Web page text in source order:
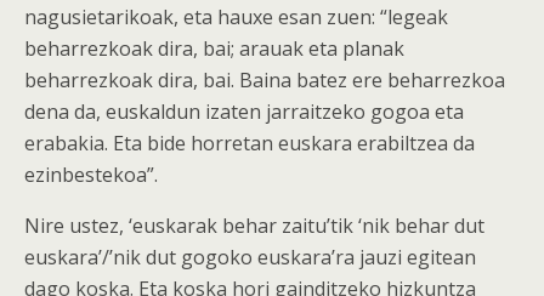
nagusietarikoak, eta hauxe esan zuen: “legeak
beharrezkoak dira, bai; arauak eta planak
beharrezkoak dira, bai. Baina batez ere beharrezkoa
dena da, euskaldun izaten jarraitzeko gogoa eta
erabakia. Eta bide horretan euskara erabiltzea da
ezinbestekoa”.
Nire ustez, ‘euskarak behar zaitu’tik ‘nik behar dut
euskara’/’nik dut gogoko euskara’ra jauzi egitean
dago koska. Eta koska hori gainditzeko hizkuntza